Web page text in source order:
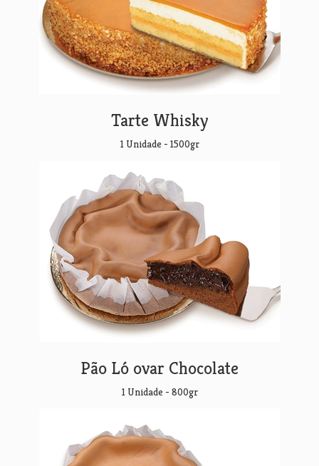
Tarte Whisky
1 Unidade - 1500gr
Pão Ló ovar Chocolate
1 Unidade - 800gr